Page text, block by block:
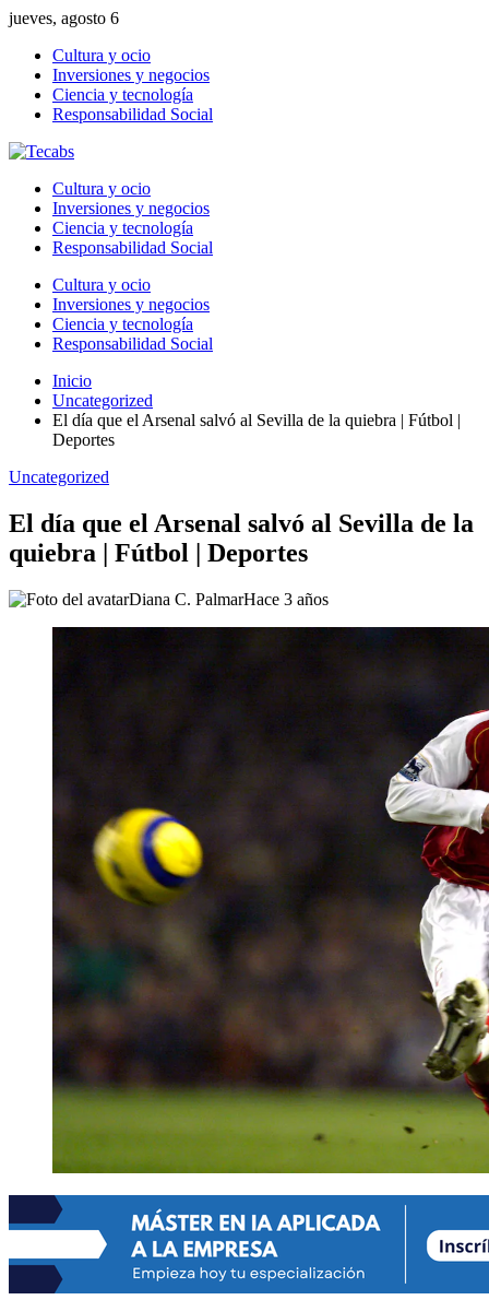
jueves, agosto 6
Cultura y ocio
Inversiones y negocios
Ciencia y tecnología
Responsabilidad Social
Cultura y ocio
Inversiones y negocios
Ciencia y tecnología
Responsabilidad Social
Cultura y ocio
Inversiones y negocios
Ciencia y tecnología
Responsabilidad Social
Inicio
Uncategorized
El día que el Arsenal salvó al Sevilla de la quiebra | Fútbol |
Deportes
Uncategorized
El día que el Arsenal salvó al Sevilla de la
quiebra | Fútbol | Deportes
Diana C. PalmarHace 3 años